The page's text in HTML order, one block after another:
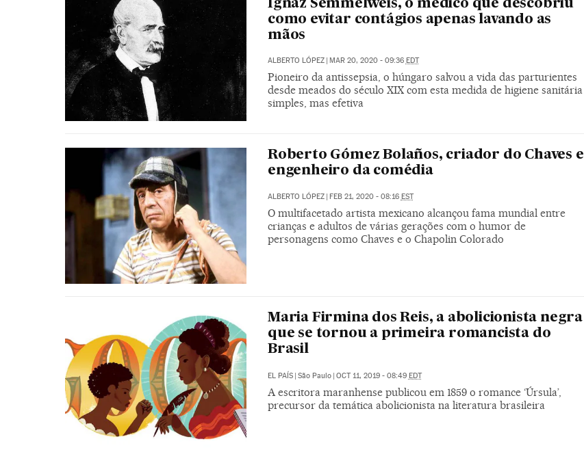
Ignaz Semmelweis, o médico que descobriu
como evitar contágios apenas lavando as
mãos
ALBERTO LÓPEZ MAR 20, 2020 - 09:36 EDT
Pioneiro da antissepsia, o húngaro salvou a vida das parturientes
desde meados do século XIX com esta medida de higiene sanitária
simples, mas efetiva
Roberto Gómez Bolaños, criador do Chaves e
engenheiro da comédia
ALBERTO LÓPEZ FEB 21, 2020 - 08:16 EST
O multifacetado artista mexicano alcançou fama mundial entre
crianças e adultos de várias gerações com o humor de
personagens como Chaves e o Chapolin Colorado
Maria Firmina dos Reis, a abolicionista negra
que se tornou a primeira romancista do
Brasil
EL PAÍS | São Paulo | OCT 11, 2019 - 08:49 EDT
A escritora maranhense publicou em 1859 o romance ‘Úrsula’,
precursor da temática abolicionista na literatura brasileira